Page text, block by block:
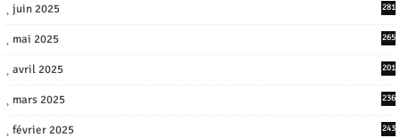
juin 2025 281
mai 2025 265
avril 2025 201
mars 2025 236
février 2025 243